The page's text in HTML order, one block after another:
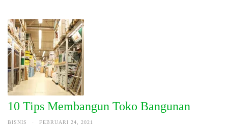
10 Tips Membangun Toko Bangunan
BISNIS · FEBRUARI 24, 2021